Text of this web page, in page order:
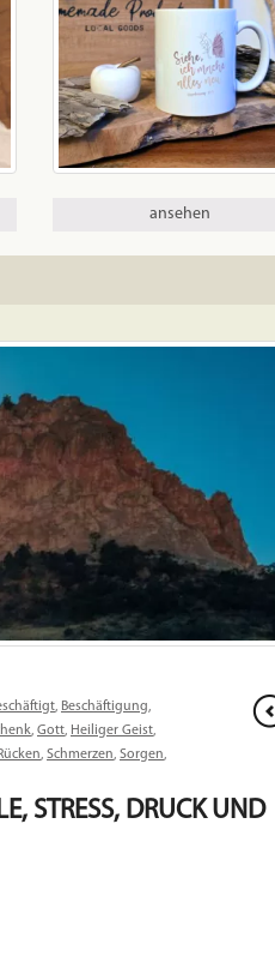
ansehen
, Beschäftigung,
, Gott, Heiliger Geist,
, Schmerzen, Sorgen,
STRESS, DRUCK UND